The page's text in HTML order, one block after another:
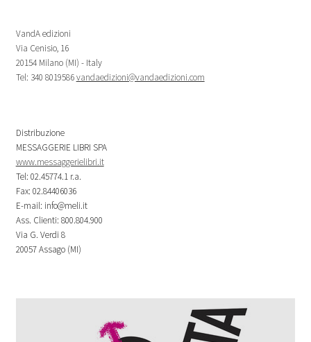
VandA edizioni
Via Cenisio, 16
20154 Milano (MI) - Italy
Tel: 340 8019586vandaedizioni@vandaedizioni.com
Distribuzione
MESSAGGERIE LIBRI SPA
www.messaggerielibri.it
Tel: 02.45774.1 r.a.
Fax: 02.84406036
E-mail: info@meli.it
Ass. Clienti: 800.804.900
Via G. Verdi 8
20057 Assago (MI)